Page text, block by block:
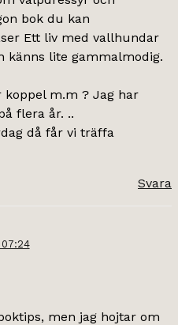
bok du kan
Ett liv med vallhundar
känns lite gammalmodig.
m.m ? Jag har
flera år. ..
då får vi träffa
Svara
07:24
men jag hojtar om